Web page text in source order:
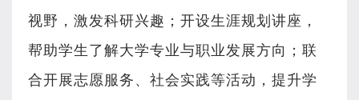
视野，激发科研兴趣；开设生涯规划讲座，
帮助学生了解大学专业与职业发展方向；联
合开展志愿服务、社会实践等活动，提升学